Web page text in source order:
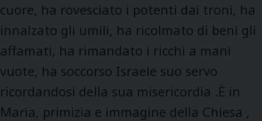
cuore, ha rovesciato i potenti dai troni, ha
innalzato gli umili, ha ricolmato di beni gli
affamati, ha rimandato i ricchi a mani
vuote, ha soccorso Israele suo servo
ricordandosi della sua misericordia .È in
Maria, primizia e immagine della Chiesa ,